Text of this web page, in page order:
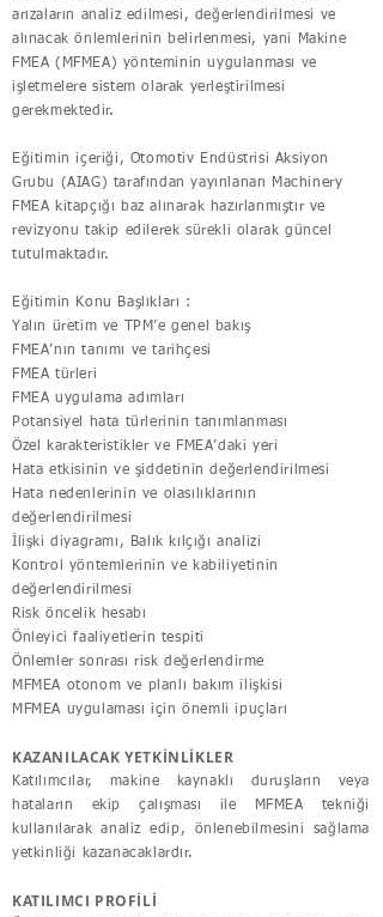
arızaların analiz edilmesi, değerlendirilmesi ve
alınacak önlemlerinin belirlenmesi, yani Makine
FMEA (MFMEA) yönteminin uygulanması ve
işletmelere sistem olarak yerleştirilmesi
gerekmektedir.
Eğitimin içeriği, Otomotiv Endüstrisi Aksiyon
Grubu (AIAG) tarafından yayınlanan Machinery
FMEA kitapçığı baz alınarak hazırlanmıştır ve
revizyonu takip edilerek sürekli olarak güncel
tutulmaktadır.
Eğitimin Konu Başlıkları :
Yalın üretim ve TPM’e genel bakış
FMEA’nın tanımı ve tarihçesi
FMEA türleri
FMEA uygulama adımları
Potansiyel hata türlerinin tanımlanması
Özel karakteristikler ve FMEA’daki yeri
Hata etkisinin ve şiddetinin değerlendirilmesi
Hata nedenlerinin ve olasılıklarının
değerlendirilmesi
İlişki diyagramı, Balık kılçığı analizi
Kontrol yöntemlerinin ve kabiliyetinin
değerlendirilmesi
Risk öncelik hesabı
Önleyici faaliyetlerin tespiti
Önlemler sonrası risk değerlendirme
MFMEA otonom ve planlı bakım ilişkisi
MFMEA uygulaması için önemli ipuçları
KAZANILACAK YETKİNLİKLER
Katılımcılar, makine kaynaklı duruşların veya
hataların ekip çalışması ile MFMEA tekniği
kullanılarak analiz edip, önlenebilmesini sağlama
yetkinliği kazanacaklardır.
KATILIMCI PROFİLİ